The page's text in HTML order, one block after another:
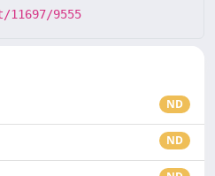
9555
ND
ND